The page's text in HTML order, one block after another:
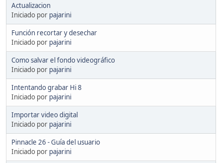
Actualizacion
Iniciado por pajarini
Función recortar y desechar
Iniciado por pajarini
Como salvar el fondo videográfico
Iniciado por pajarini
Intentando grabar Hi 8
Iniciado por pajarini
Importar video digital
Iniciado por pajarini
Pinnacle 26 - Guía del usuario
Iniciado por pajarini